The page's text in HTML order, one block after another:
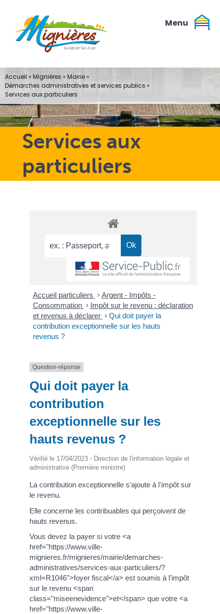
contenu
Services aux
particuliers
Accueil » Mignières » Mairie»
Démarches administratives et services publics »
Services aux particuliers
Accueil particuliers > Argent - Impôts -
Consommation > Impôt sur le revenu : déclaration
et revenus à déclarer > Qui doit payer la
contribution exceptionnelle sur les hauts
revenus ?
Question-réponse
Qui doit payer la
contribution
exceptionnelle sur les
hauts revenus ?
Vérifié le 17/04/2023 - Direction de l'information légale et
administrative (Première ministre)
La contribution exceptionnelle s'ajoute à l'impôt sur
le revenu.
Elle concerne les contribuables qui perçoivent de
hauts revenus.
Vous devez la payer si votre <a
href="https://www.ville-
mignieres.fr/mignieres/mairie/demarches-
administratives/services-aux-particuliers/?
xml=R1046">foyer fiscal</a> est soumis à l'impôt
sur le revenu <span
class="miseenevidence">et</span> que votre <a
href="https://www.ville-